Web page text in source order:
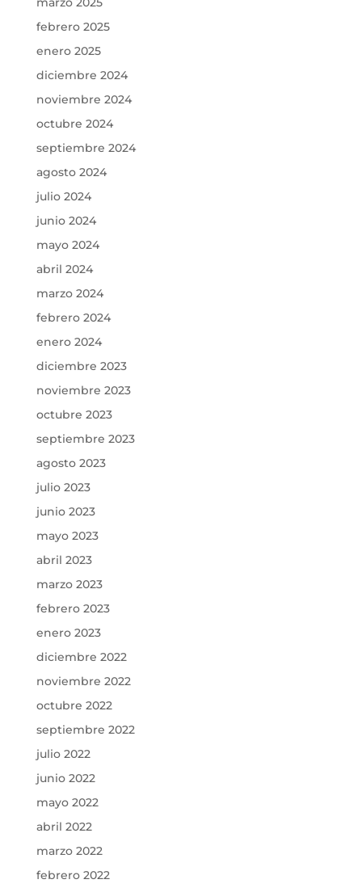
febrero 2025
enero 2025
diciembre 2024
noviembre 2024
octubre 2024
septiembre 2024
agosto 2024
julio 2024
junio 2024
mayo 2024
abril 2024
marzo 2024
febrero 2024
enero 2024
diciembre 2023
noviembre 2023
octubre 2023
septiembre 2023
agosto 2023
julio 2023
junio 2023
mayo 2023
abril 2023
marzo 2023
febrero 2023
enero 2023
diciembre 2022
noviembre 2022
octubre 2022
septiembre 2022
julio 2022
junio 2022
mayo 2022
abril 2022
marzo 2022
febrero 2022